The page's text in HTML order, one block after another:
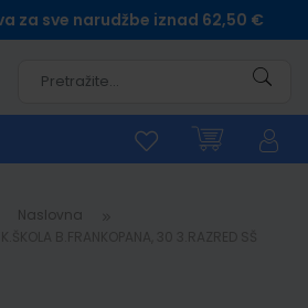
za sve narudžbe iznad 62,50 €
Naslovna